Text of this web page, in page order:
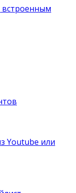
встроенным
Youtube или